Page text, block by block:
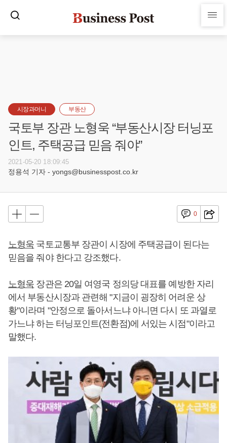
시장과머니 부동산
국토부 장관 노형욱 “부동산시장 터닝포
인트, 주택공급 믿음 줘야”
2021-05-20 18:09:45
정용석 기자 - yongs@businesspost.co.kr
0
노형욱 국토교통부 장관이 시장에 주택공급이 된다는
믿음을 줘야 한다고 강조했다.
노형욱 장관은 20일 여영국 정의당 대표를 예방한 자리
에서 부동산시장과 관련해 "지금이 굉장히 어려운 상
황"이라며 "안정으로 돌아서느냐 아니면 다시 또 과열로
가느냐 하는 터닝포인트(전환점)에 서있는 시점"이라고
말했다.